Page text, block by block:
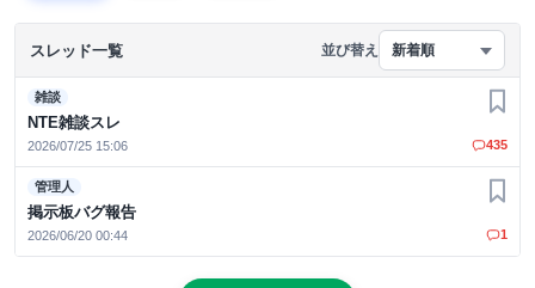
スレッド一覧 並び替え 新着順
雑談
NTE雑談スレ
2026/07/25 15:06
お気
435
管理人
掲示板バグ報告
2026/06/20 00:44
お気
1